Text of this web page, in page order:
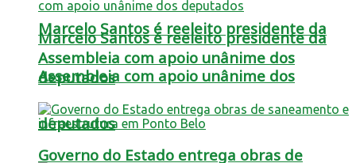
Marcelo Santos é reeleito presidente da
Assembleia com apoio unânime dos
deputados
Marcelo Santos é reeleito presidente da
Assembleia com apoio unânime dos
deputados
Governo do Estado entrega obras de